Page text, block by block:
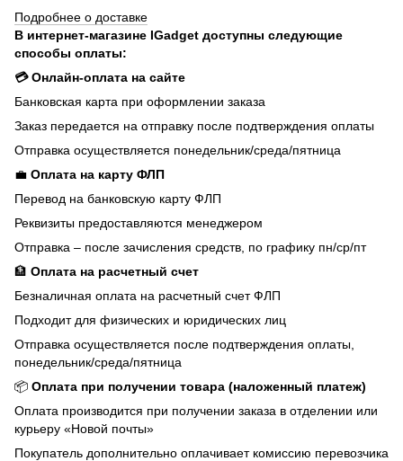
Подробнее о доставке
В интернет-магазине IGadget доступны следующие
способы оплаты:
💳 Онлайн-оплата на сайте
Банковская карта при оформлении заказа
Заказ передается на отправку после подтверждения оплаты
Отправка осуществляется понедельник/среда/пятница
💼 Оплата на карту ФЛП
Перевод на банковскую карту ФЛП
Реквизиты предоставляются менеджером
Отправка – после зачисления средств, по графику пн/ср/пт
🏦 Оплата на расчетный счет
Безналичная оплата на расчетный счет ФЛП
Подходит для физических и юридических лиц
Отправка осуществляется после подтверждения оплаты,
понедельник/среда/пятница
📦 Оплата при получении товара (наложенный платеж)
Оплата производится при получении заказа в отделении или
курьеру «Новой почты»
Покупатель дополнительно оплачивает комиссию перевозчика